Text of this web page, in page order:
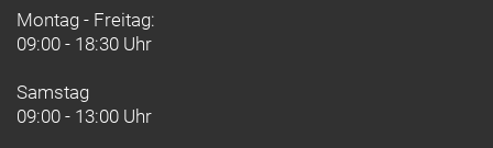
hydraulische 4-Kolben-Scheibenbremse // SRAM
Maven Bronze hydraulische 4-Kolben-
SRAM HS2, 6-Loch, 200 mm
Max. Bremsscheibendu
Montag - Freitag:
09:00 - 18:30 Uhr
Samstag
09:00 - 13:00 Uhr